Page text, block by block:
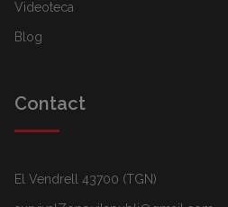
Videoteca
Blog
Contact
El Vendrell 43700 (TGN)